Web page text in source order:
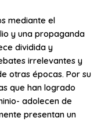
mediante el
y una propaganda
dividida y
irrelevantes y
otras épocas. Por su
que han logrado
adolecen de
presentan un